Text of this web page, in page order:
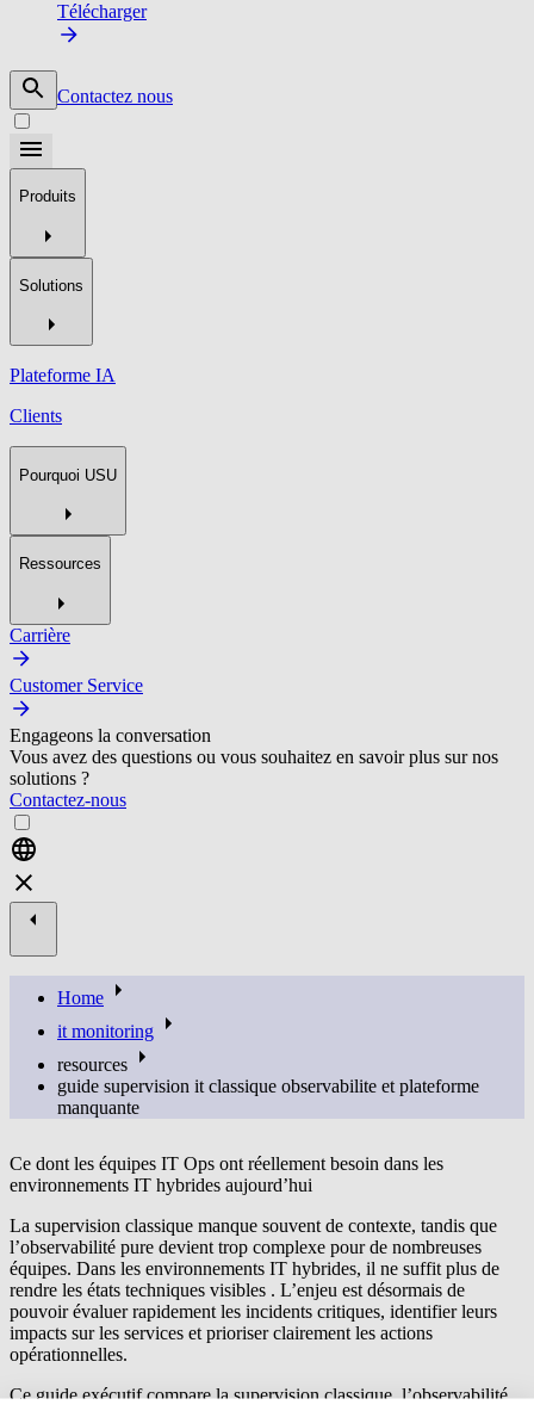
Télécharger
Contactez nous
Produits
Solutions
Plateforme IA
Clients
Pourquoi USU
Ressources
Carrière
Customer Service
Engageons la conversation
Vous avez des questions ou vous souhaitez en savoir plus sur nos
solutions ?
Contactez-nous
Home
it monitoring
resources
guide supervision it classique observabilite et plateforme
manquante
Ce dont les équipes IT Ops ont réellement besoin dans les
environnements IT hybrides aujourd’hui
La supervision classique manque souvent de contexte, tandis que
l’observabilité pure devient trop complexe pour de nombreuses
équipes. Dans les environnements IT hybrides, il ne suffit plus de
rendre les états techniques visibles . L’enjeu est désormais de
pouvoir évaluer rapidement les incidents critiques, identifier leurs
impacts sur les services et prioriser clairement les actions
opérationnelles.
Ce guide exécutif compare la supervision classique, l’observabilité